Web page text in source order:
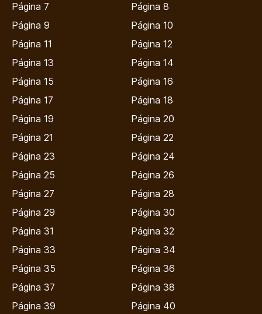
Página 7
Página 8
Página 9
Página 10
Página 11
Página 12
Página 13
Página 14
Página 15
Página 16
Página 17
Página 18
Página 19
Página 20
Página 21
Página 22
Página 23
Página 24
Página 25
Página 26
Página 27
Página 28
Página 29
Página 30
Página 31
Página 32
Página 33
Página 34
Página 35
Página 36
Página 37
Página 38
Página 39
Página 40